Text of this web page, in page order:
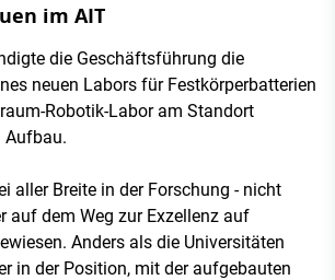
im AIT
die Geschäftsführung die
neuen Labors für Festkörperbatterien
Robotik-Labor am Standort
Aufbau.
aller Breite in der Forschung - nicht
auf dem Weg zur Exzellenz auf
Anders als die Universitäten
in der Position, mit der aufgebauten